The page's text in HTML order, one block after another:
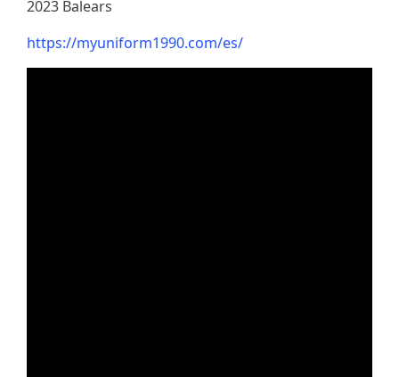
2023 Balears
https://myuniform1990.com/es/